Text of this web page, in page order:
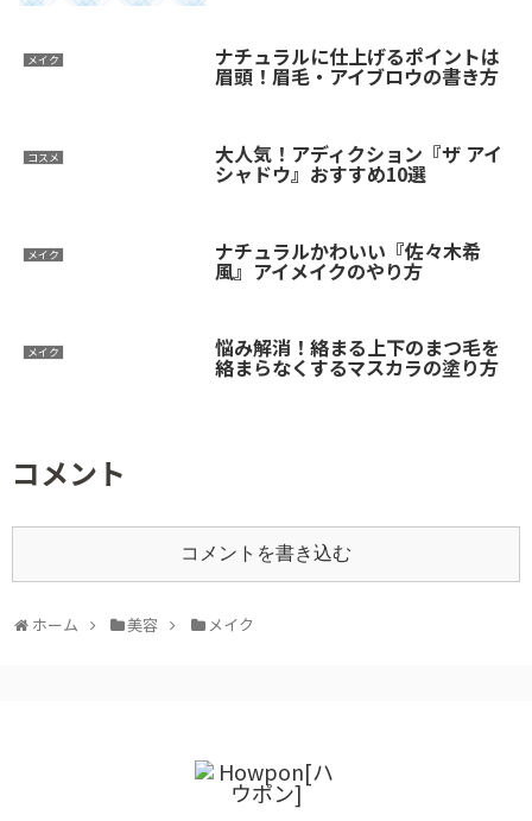
メイク ナチュラルに仕上げるポイントは
眉頭！眉毛・アイブロウの書き方
コスメ 大人気！アディクション『ザ アイ
シャドウ』おすすめ10選
メイク ナチュラルかわいい『佐々木希
風』アイメイクのやり方
メイク 悩み解消！絡まる上下のまつ毛を
絡まらなくするマスカラの塗り方
コメント
コメントを書き込む
ホーム 美容 メイク